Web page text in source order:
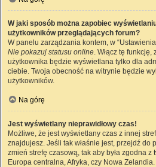
W jaki sposób można zapobiec
użytkowników przeglądających forum?
W panelu zarządzania kontem, w
Nie pokazuj statusu online. Włącz tę funkcję,
użytkownika będzie wyświetlana tylko dla
ciebie. Twoja obecność na witrynie będzie
użytkowników.
Na górę
Jest wyświetlany nieprawidłowy czas!
Możliwe, że jest wyświetlany czas z innej
znajdujesz. Jeśli tak właśnie jest, przejdź do
zmień strefę czasową, tak aby była zgodna
Europa centralna, Afryka, czy Nowa